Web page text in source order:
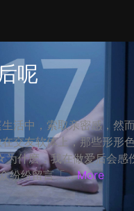
呢
活中，索取亲密感，然
交友软体上，那些形形
什麽，我在做爱后会
纷纷留言「... More